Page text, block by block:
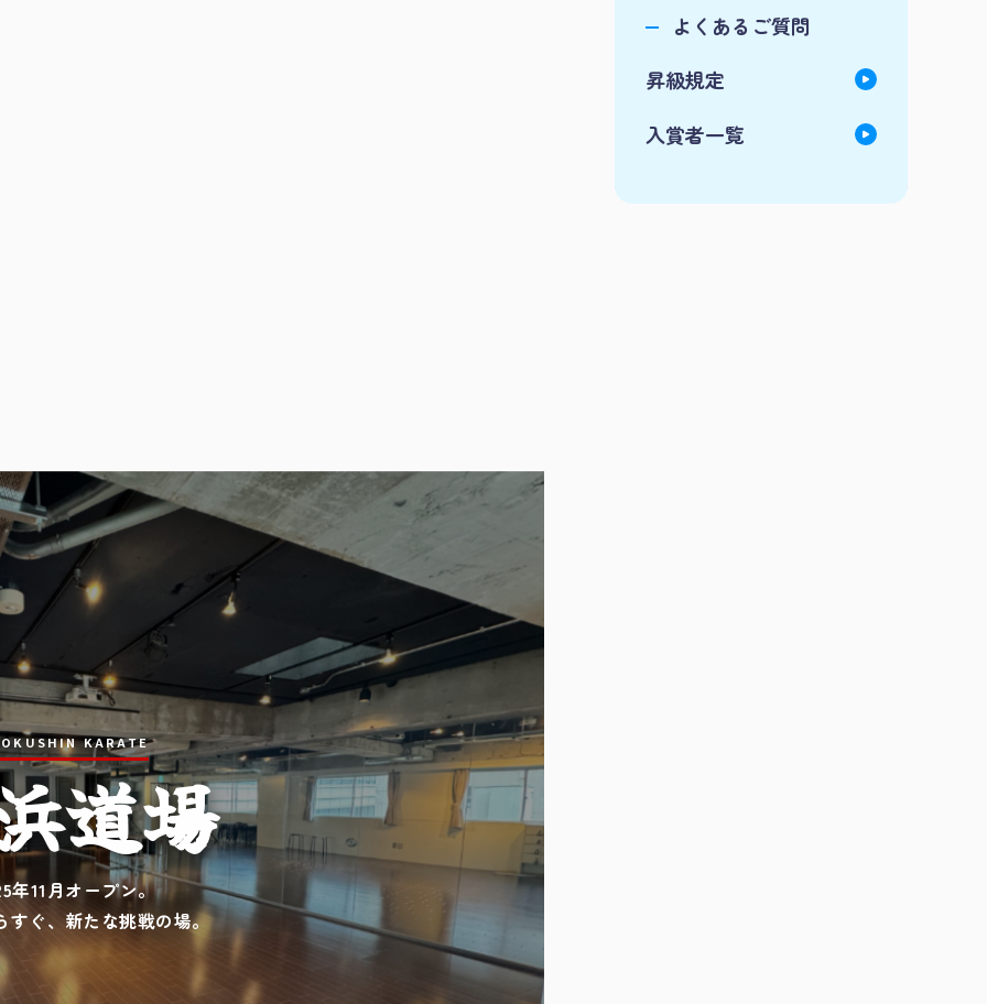
KARATE
道場
年11月オープン。
すぐ、新たな挑戦の場。
よくあるご質問
昇級規定
入賞者一覧